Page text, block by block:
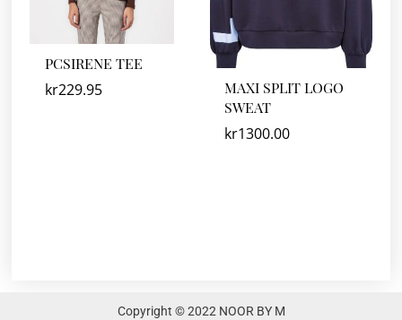
PCSIRENE TEE
kr229.95
MAXI SPLIT LOGO
SWEAT
kr1300.00
Copyright © 2022 NOOR BY M